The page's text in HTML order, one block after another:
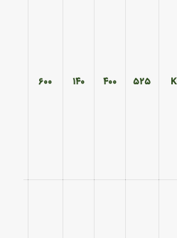
۵۲۵ ۴۰۰ ۱۴۰ ۶۰۰